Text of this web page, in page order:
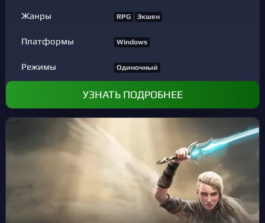
Жанры RPG Экшен
Платформы Windows
Режимы Одиночный
УЗНАТЬ ПОДРОБНЕЕ